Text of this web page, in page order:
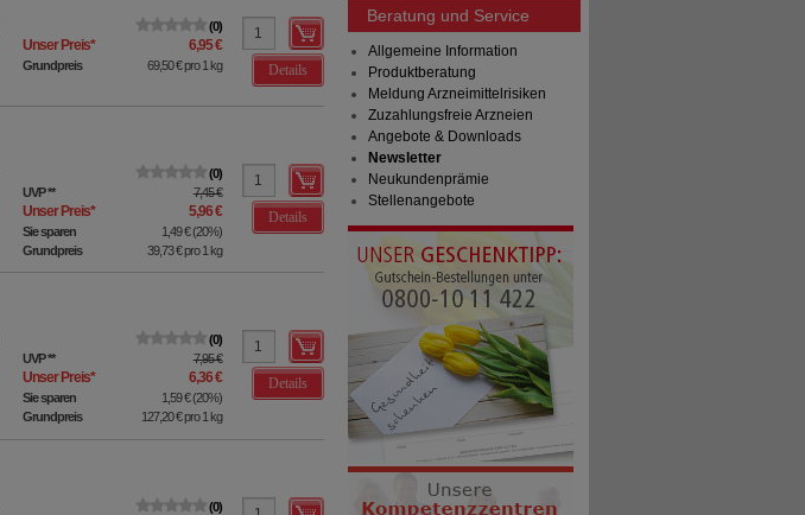
0
Unser Preis* 6,95 €
Grundpreis 69,50 €pro 1 kg Details
0
UVP** 7,45 €
Unser Preis* 5,96 €
Sie sparen 1,49 €(20%)
Grundpreis
39,73 €pro 1 kg
Details
0
UVP** 7,95 €
Unser Preis* 6,36 €
Sie sparen 1,59 €(20%)
Grundpreis
127,20 €pro 1 kg
Details
0
Beratung und Service
Allgemeine Information
Produktberatung
Meldung Arzneimittelrisiken
Zuzahlungsfreie Arzneien
Angebote & Downloads
Newsletter
Neukundenprämie
Stellenangebote